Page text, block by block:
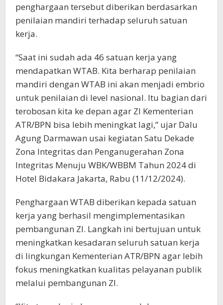
penghargaan tersebut diberikan berdasarkan
penilaian mandiri terhadap seluruh satuan
kerja.
“Saat ini sudah ada 46 satuan kerja yang
mendapatkan WTAB. Kita berharap penilaian
mandiri dengan WTAB ini akan menjadi embrio
untuk penilaian di level nasional. Itu bagian dari
terobosan kita ke depan agar ZI Kementerian
ATR/BPN bisa lebih meningkat lagi,” ujar Dalu
Agung Darmawan usai kegiatan Satu Dekade
Zona Integritas dan Penganugerahan Zona
Integritas Menuju WBK/WBBM Tahun 2024 di
Hotel Bidakara Jakarta, Rabu (11/12/2024).
Penghargaan WTAB diberikan kepada satuan
kerja yang berhasil mengimplementasikan
pembangunan ZI. Langkah ini bertujuan untuk
meningkatkan kesadaran seluruh satuan kerja
di lingkungan Kementerian ATR/BPN agar lebih
fokus meningkatkan kualitas pelayanan publik
melalui pembangunan ZI.